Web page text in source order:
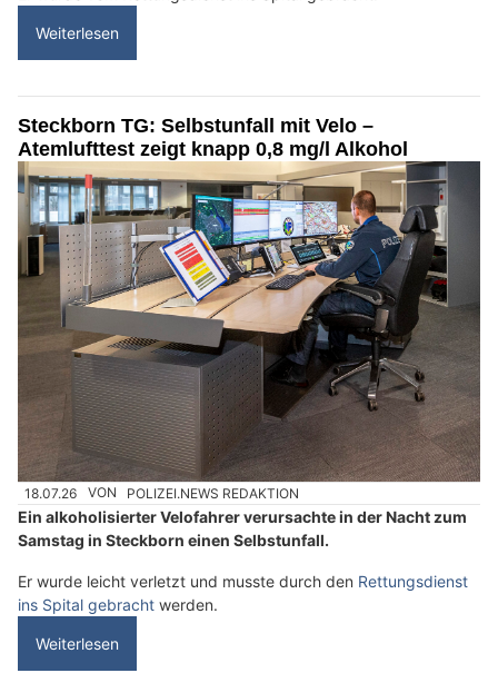
Weiterlesen
Steckborn TG: Selbstunfall mit Velo –
Atemlufttest zeigt knapp 0,8 mg/l Alkohol
18.07.26 VON POLIZEI.NEWS REDAKTION
Ein alkoholisierter Velofahrer verursachte in der Nacht zum
Samstag in Steckborn einen Selbstunfall.
Er wurde leicht verletzt und musste durch den Rettungsdienst
ins Spital gebracht werden.
Weiterlesen